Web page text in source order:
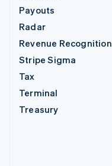
Payouts
Radar
Revenue Recognition
Stripe Sigma
Tax
Terminal
Treasury